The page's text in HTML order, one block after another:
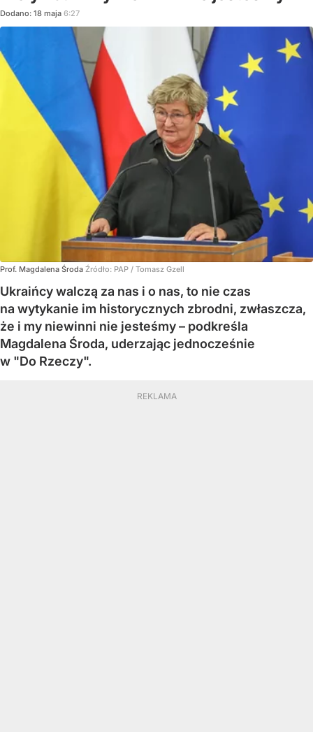
Dodano: 18 maja 6:27
Prof. Magdalena Środa Źródło: PAP / Tomasz Gzell
Ukraińcy walczą za nas i o nas, to nie czas
na wytykanie im historycznych zbrodni, zwłaszcza,
że i my niewinni nie jesteśmy – podkreśla
Magdalena Środa, uderzając jednocześnie
w "Do Rzeczy".